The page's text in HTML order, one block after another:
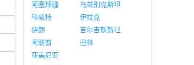
阿塞拜疆
乌兹别克斯坦
科威特
伊拉克
伊朗
吉尔吉斯斯坦
阿联酋
巴林
亚美尼亚